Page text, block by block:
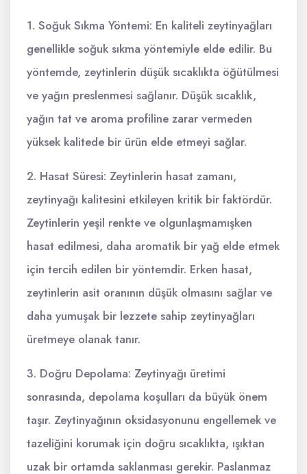
1. Soğuk Sıkma Yöntemi: En kaliteli zeytinyağları
genellikle soğuk sıkma yöntemiyle elde edilir. Bu
yöntemde, zeytinlerin düşük sıcaklıkta öğütülmesi
ve yağın preslenmesi sağlanır. Düşük sıcaklık,
yağın tat ve aroma profiline zarar vermeden
yüksek kalitede bir ürün elde etmeyi sağlar.
2. Hasat Süresi: Zeytinlerin hasat zamanı,
zeytinyağı kalitesini etkileyen kritik bir faktördür.
Zeytinlerin yeşil renkte ve olgunlaşmamışken
hasat edilmesi, daha aromatik bir yağ elde etmek
için tercih edilen bir yöntemdir. Erken hasat,
zeytinlerin asit oranının düşük olmasını sağlar ve
daha yumuşak bir lezzete sahip zeytinyağları
üretmeye olanak tanır.
3. Doğru Depolama: Zeytinyağı üretimi
sonrasında, depolama koşulları da büyük önem
taşır. Zeytinyağının oksidasyonunu engellemek ve
tazeliğini korumak için doğru sıcaklıkta, ışıktan
uzak bir ortamda saklanması gerekir. Paslanmaz